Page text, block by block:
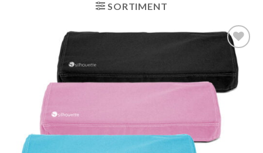
SORTIMENT
Auf die
Wunschliste